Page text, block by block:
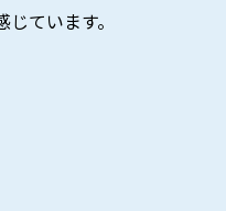
ています。